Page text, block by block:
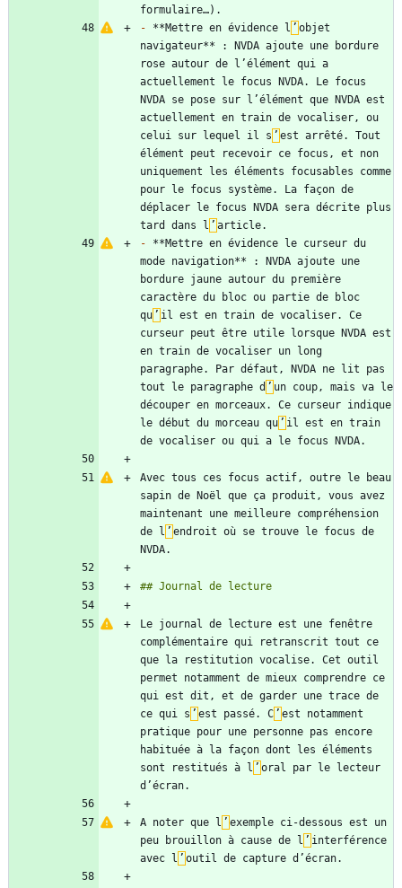
- **Mettre en évidence l ’ objet
navigateur** : NVDA ajoute une bordure
rose autour de l’élément qui a
actuellement le focus NVDA. Le focus
NVDA se pose sur l’élément que NVDA est
actuellement en train de vocaliser, ou
celui sur lequel il s ’ est arrêté. Tout
élément peut recevoir ce focus, et non
uniquement les éléments focusables comme
pour le focus système. La façon de
déplacer le focus NVDA sera décrite plus
tard dans l ’
- **Mettre en évidence le curseur du
mode navigation** : NVDA ajoute une
bordure jaune autour du première
caractère du bloc ou partie de bloc
qu ’ il est en train de vocaliser. Ce
curseur peut être utile lorsque NVDA est
en train de vocaliser un long
paragraphe. Par défaut, NVDA ne lit pas
tout le paragraphe d ’ un coup, mais va le
découper en morceaux. Ce curseur indique
le début du morceau qu ’ il est en train
Avec tous ces focus actif, outre le beau
sapin de Noël que ça produit, vous avez
maintenant une meilleure compréhension
de l ’ endroit où se trouve le focus de
Le journal de lecture est une fenêtre
complémentaire qui retranscrit tout ce
que la restitution vocalise. Cet outil
permet notamment de mieux comprendre ce
qui est dit, et de garder une trace de
ce qui s ’ est passé. C ’ est notamment
pratique pour une personne pas encore
habituée à la façon dont les éléments
sont restitués à l ’ oral par le lecteur
A noter que l ’ exemple ci-dessous est un
peu brouillon à cause de l ’ interférence
avec l ’